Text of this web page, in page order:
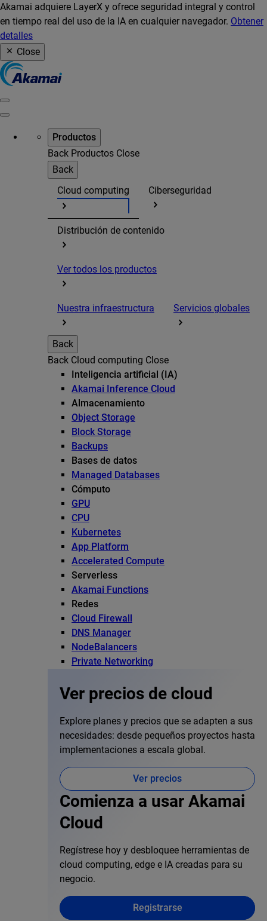
Akamai adquiere LayerX y ofrece seguridad integral y control
en tiempo real del uso de la IA en cualquier navegador. Obtener
detalles
Close
Productos
Back Productos Close
Back
Cloud computing
Ciberseguridad
Distribución de contenido
Ver todos los productos
Nuestra infraestructura Servicios globales
Back
Back Cloud computing Close
Inteligencia artificial (IA)
Akamai Inference Cloud
Almacenamiento
Object Storage
Block Storage
Backups
Bases de datos
Managed Databases
Cómputo
GPU
CPU
Kubernetes
App Platform
Accelerated Compute
Serverless
Akamai Functions
Redes
Cloud Firewall
DNS Manager
NodeBalancers
Private Networking
Ver precios de cloud
Explore planes y precios que se adapten a sus
necesidades: desde pequeños proyectos hasta
implementaciones a escala global.
Ver precios
Comienza a usar Akamai
Cloud
Regístrese hoy y desbloquee herramientas de
cloud computing, edge e IA creadas para su
negocio.
Registrarse